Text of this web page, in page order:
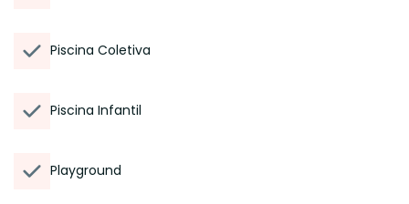
Piscina Coletiva
Piscina Infantil
Playground